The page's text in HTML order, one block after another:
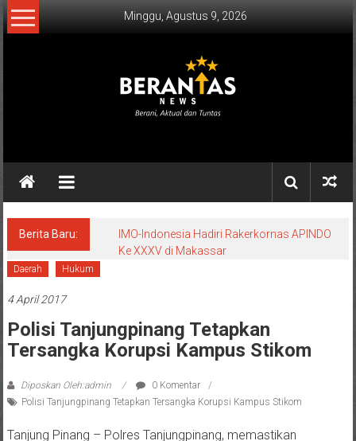
Lompat
ke
Minggu, Agustus 9, 2026
NEWS
Aktual
Tuntas.
Berita Baru:
IMO-Indonesia Hadiri Rakerkornas APINDO
Ke XXXV di Makassar
Daerah Hukum
4 April 2017
Polisi Tanjungpinang Tetapkan
Tersangka Korupsi Kampus Stikom
Diposkan Oleh:admin
0 Komentar
Polisi Tanjungpinang Tetapkan Tersangka Korupsi Kampus Stikom
Tanjung Pinang – Polres Tanjungpinang, memastikan